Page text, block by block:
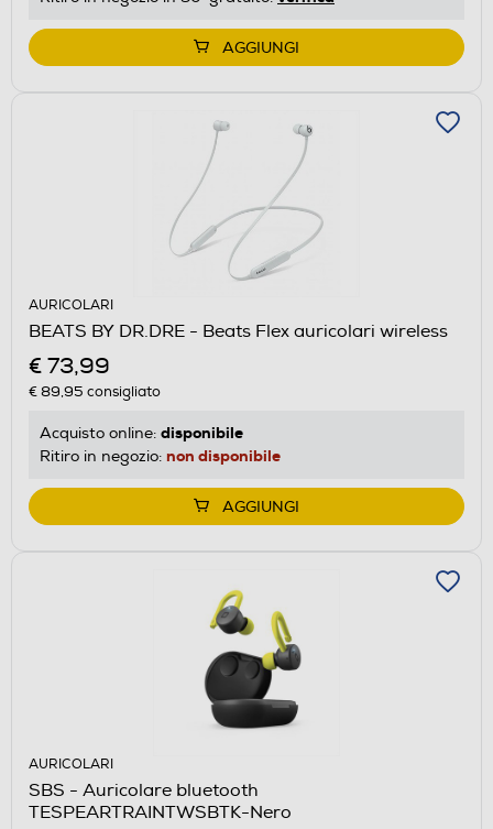
AGGIUNGI
AURICOLARI
BEATS BY DR.DRE - Beats Flex auricolari wireless
€ 73,99
€ 89,95 consigliato
Acquisto online: disponibile
Ritiro in negozio: non disponibile
AGGIUNGI
AURICOLARI
SBS - Auricolare bluetooth
TESPEARTRAINTWSBTK-Nero